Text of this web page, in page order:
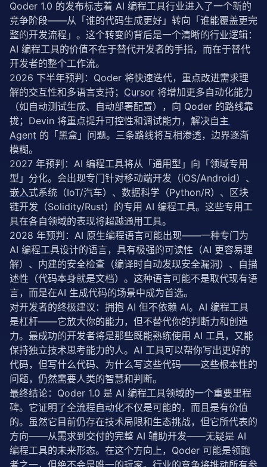
Qoder 1.0 的发布标志着 AI 编程工具行业进入了一个新的
竞争阶段——从「谁的代码生成更好」转向「谁能覆盖更完
整的开发流程」。这个转变的背后是一个清晰的行业逻辑：
AI 编程工具的价值不在于替代开发者的手指，而在于替代
开发者的整个工作流。
2026 下半年预判：Qoder 将快速迭代，重点改进需求理
解的交互性和多语言支持； Cursor 将增加更多自动化能力
（如自动测试生成、自动部署配置），向 Qoder 的路线靠
拢；Devin 将重点提升可控性和调试能力，解决自主
Agent 的「黑盒」问题。三条路线将互相渗透，边界逐渐
模糊。
2027 年预判：AI 编程工具将从「通用型」向「领域专用
型」分化。会出现专门针对移动端开发（iOS/Android）、
嵌入式系统（IoT/汽车）、数据科学（Python/R）、区块
链开发（Solidity/Rust）的专用 AI 编程工具。这些专用工
具在各自领域的表现将超越通用工具。
2028 年预判：AI 原生编程语言可能出现——一种专门为
AI 编程工具设计的语言，具有极强的可读性（AI 更容易理
解）、内建的安全检查（编译时自动发现安全漏洞）、自描
述性（代码本身就是文档）。这种语言可能不是取代现有语
言，而是在AI 生成代码的场景中成为首选。
对开发者的终极建议：拥抱 AI 但不依赖 AI。AI 编程工具
是杠杆——它放大你的能力，但不替代你的判断力和创造
力。最成功的开发者将是那些既能熟练使用 AI 工具，又能
保持独立技术思考能力的人。AI 工具可以帮你写出更好的
代码，但写什么代码、为什么写这些代码——这些根本性的
问题，仍然需要人类的智慧和判断。
最终结论：Qoder 1.0 是 AI 编程工具领域的一个重要里程
碑。它证明了全流程自动化不仅是可能的，而且是有价值
的。虽然它目前仍存在技术局限和生态挑战，但它所代表的
方向——从需求到交付的完整 AI 辅助开发——无疑是 AI
编程工具的未来形态。在这个方向上，Qoder 可能是领跑
者之一，但绝不会是唯一的玩家。行业的竞争将推动所有参